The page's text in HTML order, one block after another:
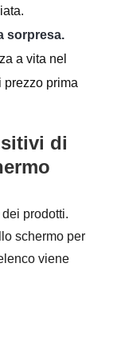
sorpresa.
a vita nel
prezzo prima
di
prodotti.
schermo per
viene